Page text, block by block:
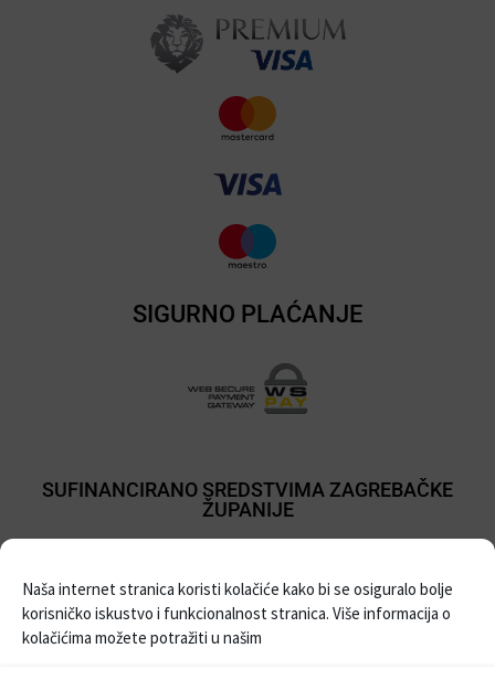
Naša internet stranica koristi kolačiće kako bi se osiguralo bolje
korisničko iskustvo i funkcionalnost stranica. Više informacija o
kolačićima možete potražiti u našim
SIGURNO PLAĆANJE
SUFINANCIRANO SREDSTVIMA ZAGREBAČKE
ŽUPANIJE